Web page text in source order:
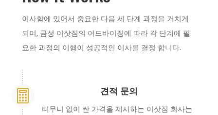
이사함에 있어서 중요한 다음 세 단계 과정을 거치게
되며, 금성 이삿짐의 어드바이징에 따라 각 단계에 필
요한 과정의 이행이 성공적인 이사를 결정 합니다.
 견적 문의
터무니 없이 싼 가격을 제시하는 이삿짐 회사는